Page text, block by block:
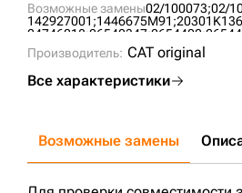
Возможные замены02/100073;02/
142927001;1446675M91;
24746018;26540347;2654400;
39766036;
476954; 51806; 52934155;
6612598;7W2326;86055006005;
88111240;
F2826500;JX4407;LF699;LF701;
Производитель: CAT original
Все характеристики
Возможные замены